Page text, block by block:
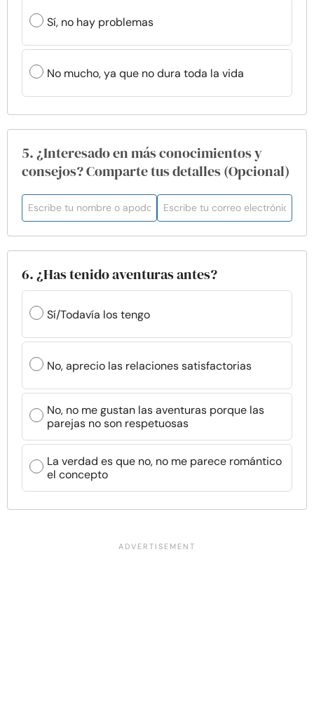
Sí, no hay problemas
No mucho, ya que no dura toda la vida
5. ¿Interesado en más conocimientos y
consejos? Comparte tus detalles (Opcional)
6. ¿Has tenido aventuras antes?
Sí/Todavía los tengo
No, aprecio las relaciones satisfactorias
No, no me gustan las aventuras porque las
parejas no son respetuosas
La verdad es que no, no me parece romántico
el concepto